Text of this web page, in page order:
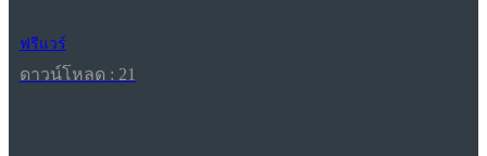
ฟรีแวร์
ดาวน์โหลด : 21